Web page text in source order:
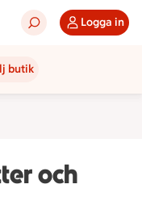
Logga in
butik
och